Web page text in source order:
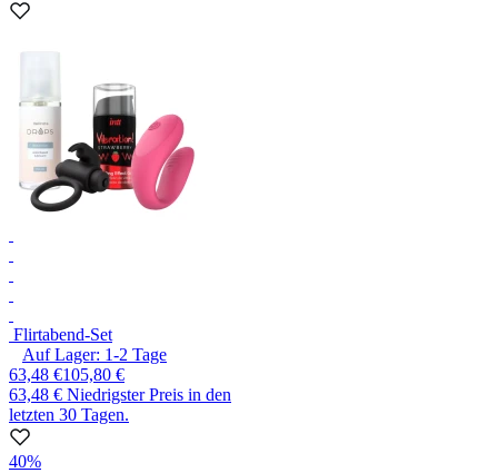
Flirtabend-Set
Auf Lager: 1-2 Tage
63,48 €105,80 €
63,48 € Niedrigster Preis in den
letzten 30 Tagen.
40%